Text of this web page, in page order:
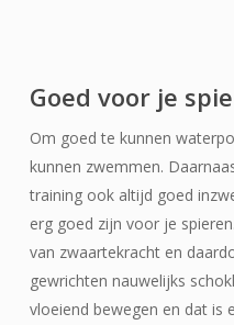
Goed voor je
Om goed te kunnen
kunnen zwemmen.
training ook altijd goed
erg goed zijn voor je
van zwaartekracht en
gewrichten nauwelijks
vloeiend bewegen en dat is